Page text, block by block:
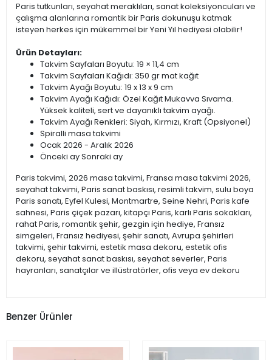
Paris tutkunları, seyahat meraklıları, sanat koleksiyoncuları ve
çalışma alanlarına romantik bir Paris dokunuşu katmak
isteyen herkes için mükemmel bir Yeni Yıl hediyesi olabilir!
Ürün Detayları:
Takvim Sayfaları Boyutu: 19 × 11,4 cm
Takvim Sayfaları Kağıdı: 350 gr mat kağıt
Takvim Ayağı Boyutu: 19 x 13 x 9 cm
Takvim Ayağı Kağıdı: Özel Kağıt Mukavva Sıvama.
Yüksek kaliteli, sert ve dayanıklı takvim ayağı.
Takvim Ayağı Renkleri: Siyah, Kırmızı, Kraft (Opsiyonel)
Spiralli masa takvimi
Ocak 2026 - Aralık 2026
Önceki ay Sonraki ay
Paris takvimi, 2026 masa takvimi, Fransa masa takvimi 2026,
seyahat takvimi, Paris sanat baskısı, resimli takvim, sulu boya
Paris sanatı, Eyfel Kulesi, Montmartre, Seine Nehri, Paris kafe
sahnesi, Paris çiçek pazarı, kitapçı Paris, karlı Paris sokakları,
rahat Paris, romantik şehir, gezgin için hediye, Fransız
simgeleri, Fransız hediyesi, şehir sanatı, Avrupa şehirleri
takvimi, şehir takvimi, estetik masa dekoru, estetik ofis
dekoru, seyahat sanat baskısı, seyahat severler, Paris
hayranları, sanatçılar ve illüstratörler, ofis veya ev dekoru
Benzer Ürünler